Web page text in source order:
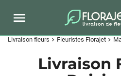
Livraison fleurs chevron_right Fleuristes Florajet chevron_right
Livraison